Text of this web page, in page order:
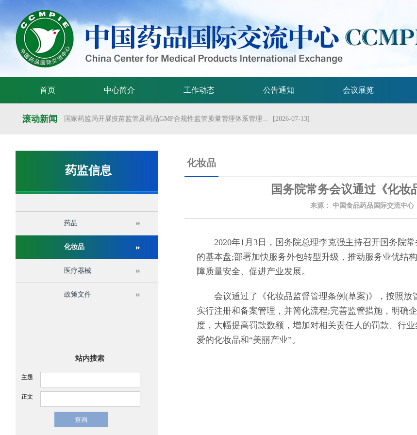
首页 中心简介 工作动态 公告通知 会议展览
滚动新闻 国家药监局开展疫苗监管及药品GMP合规性监管质量管理体系管理... [2026-07-13]
国家药监局药审中心关于发布《预防用mRNA疫苗临床试验技术指...
国家药监局药审中心关于发布《关于开发适宜药品包装规格的指导原...
国家药监局 国家卫生健康委 国家中医药局 国家疾控局关于发布... [2026-06-25]
关于举办第十六届中国医疗器械监督管理国际会议的通知
药监信息
药品
化妆品
医疗器械
政策文件
站内搜索
主题
正文
化妆品
国务院常务会议通过《化妆
来源： 中国食品药品国际交流中心
2020年1月3日，国务院总理李克强主持召开国务院常
的基本盘;部署加快服务外包转型升级，推动服务业优结
障质量安全、促进产业发展。
会议通过了《化妆品监督管理条例(草案)》，按照放
实行注册和备案管理，并简化流程;完善监管措施，明确
度，大幅提高罚款数额，增加对相关责任人的罚款、行
爱的化妆品和“美丽产业”。